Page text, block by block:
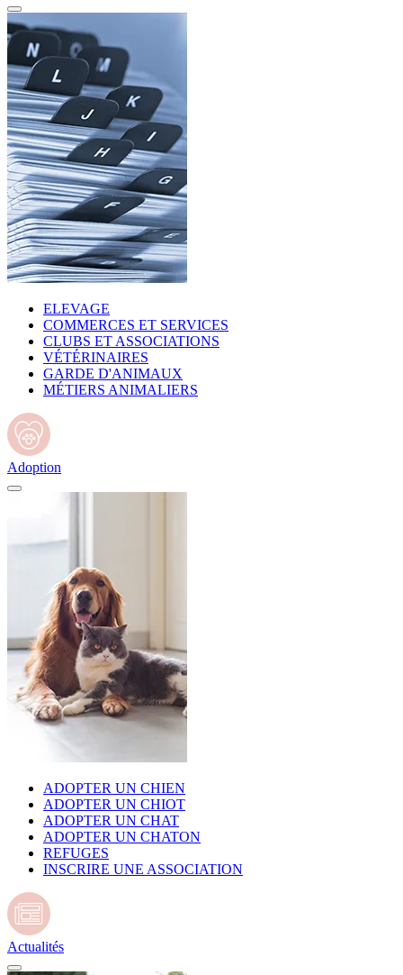
ELEVAGE
COMMERCES ET SERVICES
CLUBS ET ASSOCIATIONS
VÉTÉRINAIRES
GARDE D'ANIMAUX
MÉTIERS ANIMALIERS
Adoption
ADOPTER UN CHIEN
ADOPTER UN CHIOT
ADOPTER UN CHAT
ADOPTER UN CHATON
REFUGES
INSCRIRE UNE ASSOCIATION
Actualités